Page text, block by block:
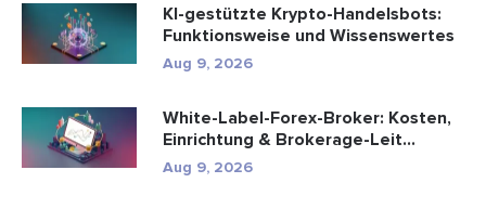
KI-gestützte Krypto-Handelsbots:
Funktionsweise und Wissenswertes
Aug 9, 2026
White-Label-Forex-Broker: Kosten,
Einrichtung & Brokerage-Leit...
Aug 9, 2026